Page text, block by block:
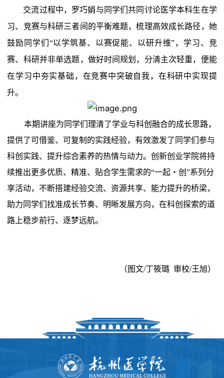
交流过程中，罗巧娟与同学们共同讨论医学本科生在学
习、竞赛与科研三者间的平衡难题，梳理高效成长路径，她
鼓励同学们 “以学筑基、以赛促能、以研升维”，学习、竞
赛、科研并非单选题，做好时间规划，分清主次轻重，便能
在学习中夯实基础，在竞赛中突破自我，在科研中实现提
升。
本期讲座为同学们理清了学业与科创融合的成长思路，
提供了可借鉴、可复制的实践经验，有效激发了同学们参与
科创实践、提升综合素养的热情与动力。创新创业学院将持
续推出更多优质、精准、贴合学生需求的“一起・创”系列分
享活动，不断搭建经验交流、资源共享、能力提升的桥梁，
助力 同学们找准成长节奏、明晰发展方向，在科创探索的道
路上稳步前行、逐梦远航。
（ 图文/丁筱璐 审校/王旭）